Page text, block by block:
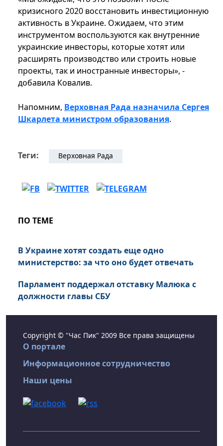
кризисного 2020 восстановить инвестиционную
активность в Украине. Ожидаем, что этим
инструментом воспользуются как внутренние
украинские инвесторы, которые хотят или
расширять производство или строить новые
проекты, так и иностранные инвесторы», -
добавила Ковалив.
Напомним, Верховная Рада назначила Сергея
Шкарлета министром образования.
Теги: Верховная Рада
ПО ТЕМЕ
В Украине хотят создать еще одно
министерство: за что оно будет отвечать
Парламент поддержал отставку Малюка с
должности главы СБУ
Copyright © "Час Пик" 2009 Все права защищены
О портале
Информационное сотрудничество
Наши цены